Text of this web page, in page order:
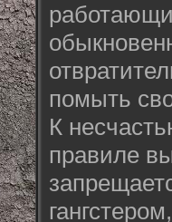
помыть
К
правиле